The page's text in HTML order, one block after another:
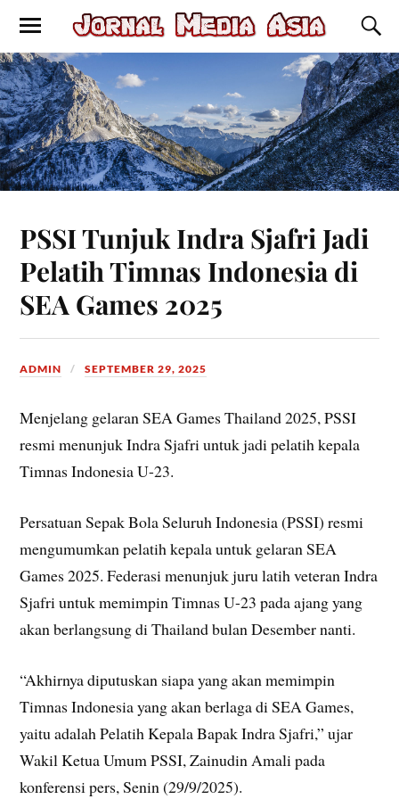
PSSI Tunjuk Indra Sjafri Jadi
Pelatih Timnas Indonesia di
SEA Games 2025
ADMIN SEPTEMBER 29, 2025
Menjelang gelaran SEA Games Thailand 2025, PSSI
resmi menunjuk Indra Sjafri untuk jadi pelatih kepala
Timnas Indonesia U-23.
Persatuan Sepak Bola Seluruh Indonesia (PSSI) resmi
mengumumkan pelatih kepala untuk gelaran SEA
Games 2025. Federasi menunjuk juru latih veteran Indra
Sjafri untuk memimpin Timnas U-23 pada ajang yang
akan berlangsung di Thailand bulan Desember nanti.
“Akhirnya diputuskan siapa yang akan memimpin
Timnas Indonesia yang akan berlaga di SEA Games,
yaitu adalah Pelatih Kepala Bapak Indra Sjafri,” ujar
Wakil Ketua Umum PSSI, Zainudin Amali pada
konferensi pers, Senin (29/9/2025).